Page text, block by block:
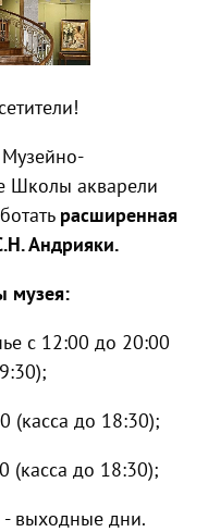
Музейно-
Школы акварели
расширенная
Андрияки.
музея:
с 12:00 до 20:00
(касса до 18:30);
(касса до 18:30);
- выходные дни.